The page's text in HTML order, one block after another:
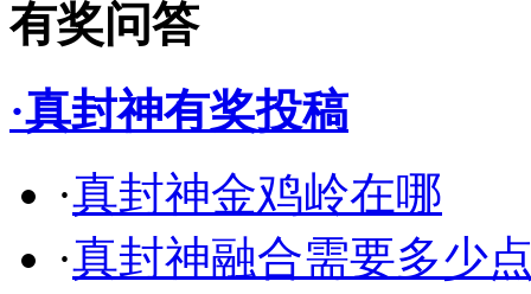
有奖问答
·真封神有奖投稿
·真封神金鸡岭在哪
·真封神融合需要多少